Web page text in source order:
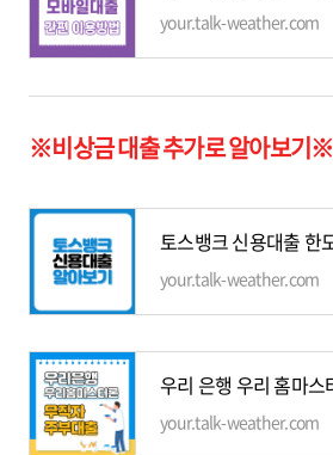
your.talk-weather.com
※비상금 대출 추가로 알아보기※
your.talk-weather.com
your.talk-weather.com